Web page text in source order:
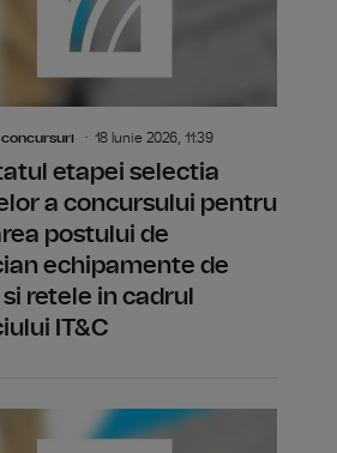
18 Iunie 2026, 11:39
etapei selectia
a concursului pentru
postului de
echipamente de
retele in cadrul
IT&C